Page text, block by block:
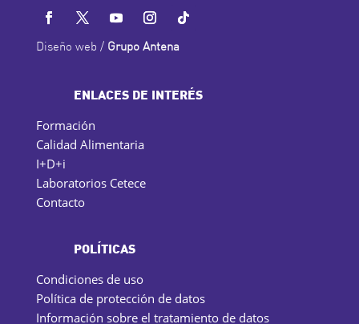
Diseño web / Grupo Antena
ENLACES DE INTERÉS
Formación
Calidad Alimentaria
I+D+i
Laboratorios Cetece
Contacto
POLÍTICAS
Condiciones de uso
Política de protección de datos
Información sobre el tratamiento de datos